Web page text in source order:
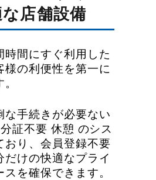
店舗設備
時間にすぐ利用した
様の利便性を第一に
な手続きが必要ない
証不要 休憩 のシス
おり、会員登録不要
だけの快適なプライ
を確保できます。